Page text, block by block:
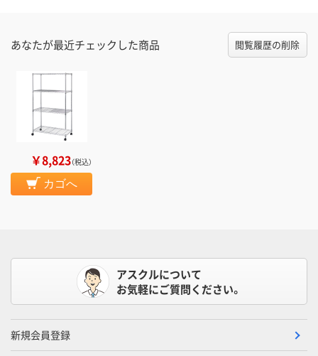
あなたが最近チェックした商品 閲覧履歴の削除
￥8,823（税込）
カゴへ
アスクルについて
お気軽にご質問ください。
新規会員登録